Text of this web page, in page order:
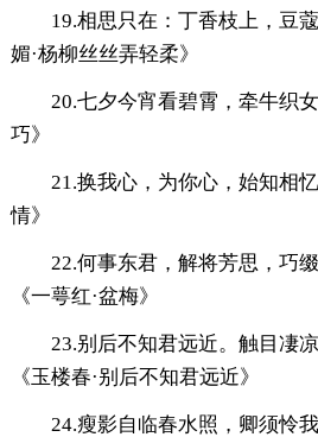
19.相思只在：丁香枝上，
媚·杨柳丝丝弄轻柔》
20.七夕今宵看碧霄，牵牛
巧》
21.换我心，为你心，始知相
情》
22.何事东君，解将芳思，
《一萼红·盆梅》
23.别后不知君远近。触目凄
《玉楼春·别后不知君远近》
24.瘦影自临春水照，卿须